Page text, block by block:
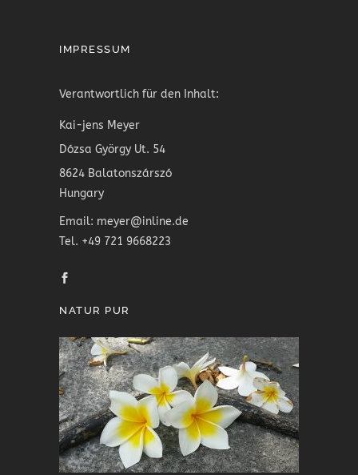
IMPRESSUM
Verantwortlich für den Inhalt:
Kai-jens Meyer
Dózsa György Ut. 54
8624 Balatonszárszó
Hungary
Email: meyer@inline.de
Tel. +49 721 9668223
NATUR PUR